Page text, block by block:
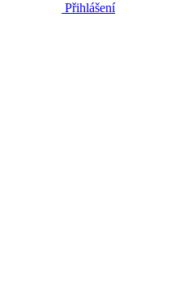
Přihlášení